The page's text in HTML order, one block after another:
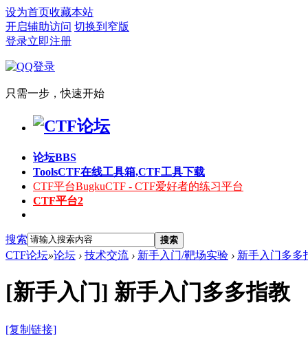
设为首页收藏本站
开启辅助访问 切换到窄版
登录立即注册
只需一步，快速开始
论坛BBS
ToolsCTF在线工具箱,CTF工具下载
CTF平台BugkuCTF - CTF爱好者的练习平台
CTF平台2
搜索 搜索
CTF论坛»论坛 › 技术交流 › 新手入门/靶场实验 › 新手入门多多
[新手入门] 新手入门多多指教
[复制链接]